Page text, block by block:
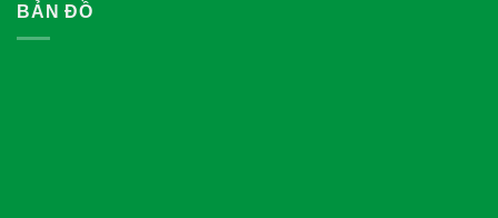
BẢN ĐỒ